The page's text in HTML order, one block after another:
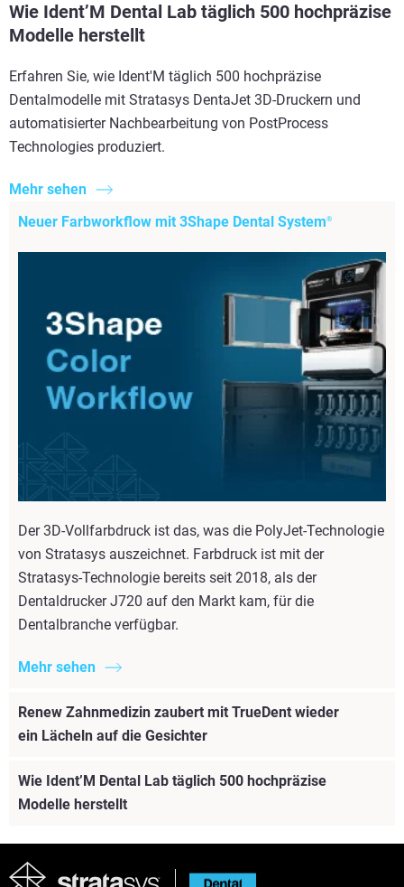
Wie Ident’M Dental Lab täglich 500 hochpräzise
Modelle herstellt
Erfahren Sie, wie Ident'M täglich 500 hochpräzise
Dentalmodelle mit Stratasys DentaJet 3D-Druckern und
automatisierter Nachbearbeitung von PostProcess
Technologies produziert.
Mehr sehen
Neuer Farbworkflow mit 3Shape Dental System®
Der 3D-Vollfarbdruck ist das, was die PolyJet-Technologie
von Stratasys auszeichnet. Farbdruck ist mit der
Stratasys-Technologie bereits seit 2018, als der
Dentaldrucker J720 auf den Markt kam, für die
Dentalbranche verfügbar.
Mehr sehen
Renew Zahnmedizin zaubert mit TrueDent wieder
ein Lächeln auf die Gesichter
Wie Ident’M Dental Lab täglich 500 hochpräzise
Modelle herstellt